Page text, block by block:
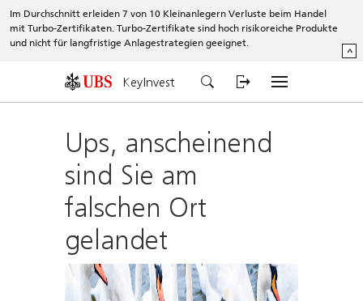
Im Durchschnitt erleiden 7 von 10 Kleinanlegern Verluste beim Handel
mit Turbo-Zertifikaten. Turbo-Zertifikate sind hoch risikoreiche Produkte
und nicht für langfristige Anlagestrategien geeignet.
^
KeyInvest
Ups, anscheinend
sind Sie am
falschen Ort
gelandet